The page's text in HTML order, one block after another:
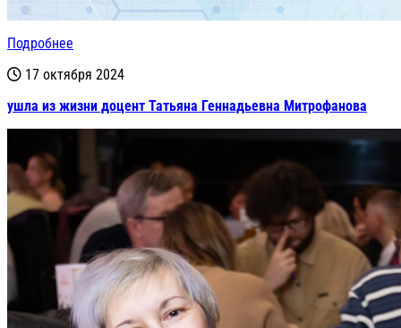
Подробнее
17 октября 2024
ушла из жизни доцент Татьяна Геннадьевна Митрофанова